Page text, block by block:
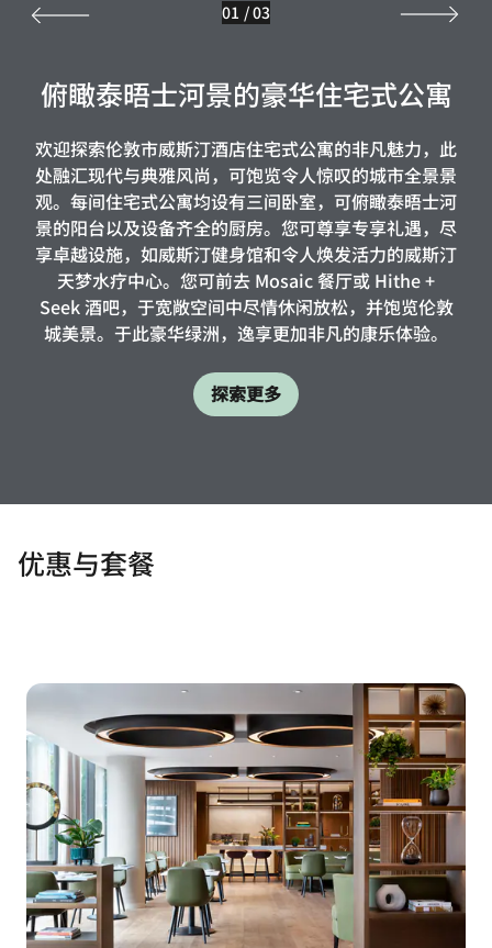
俯瞰泰晤士河景的豪华住宅式公寓
欢迎探索伦敦市威斯汀酒店住宅式公寓的非凡魅力，此
处融汇现代与典雅风尚，可饱览令人惊叹的城市全景景
观。每间住宅式公寓均设有三间卧室，可俯瞰泰晤士河
景的阳台以及设备齐全的厨房。您可尊享专享礼遇，尽
享卓越设施，如威斯汀健身馆和令人焕发活力的威斯汀
天梦水疗中心。您可前去 Mosaic 餐厅或 Hithe +
Seek 酒吧，于宽敞空间中尽情休闲放松，并饱览伦敦
城美景。于此豪华绿洲，逸享更加非凡的康乐体验。
探索更多
01 /03
优惠与套餐